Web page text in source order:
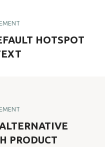
HOTSPOT
PRODUCT